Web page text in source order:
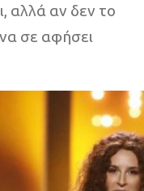
αλλά αν δεν το
σε αφήσει